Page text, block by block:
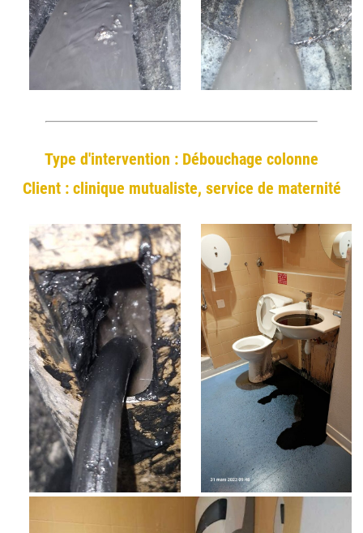
Type d'intervention : Débouchage colonne
Client : clinique mutualiste, service de maternité